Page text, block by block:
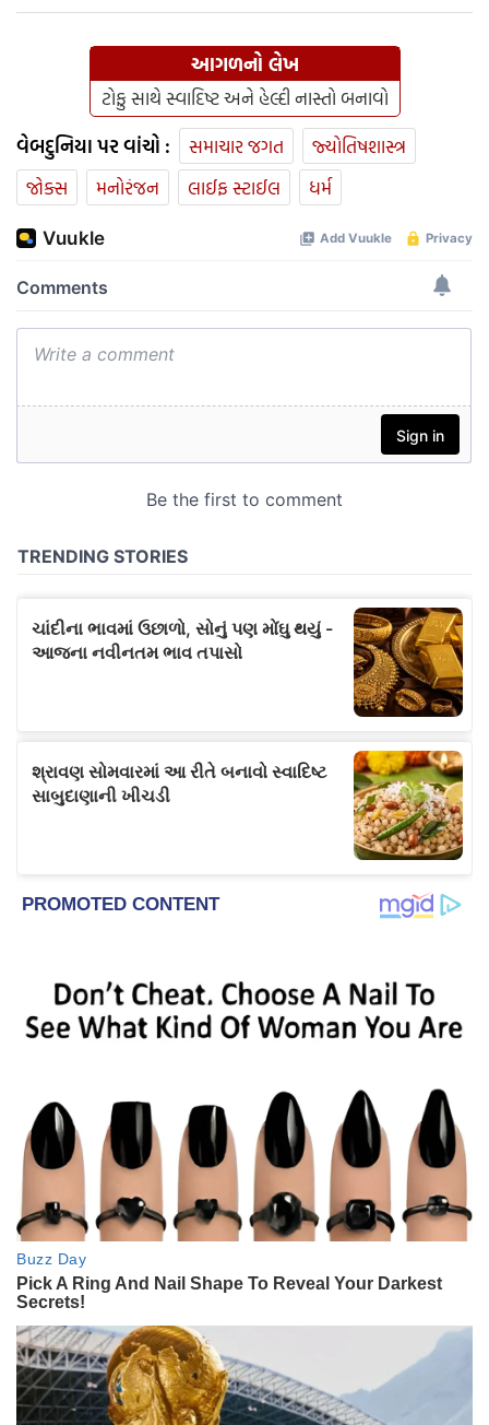
આગળનો લેખ
ટોફુ સાથે સ્વાદિષ્ટ અને હેલ્દી નાસ્તો બનાવો
વેબદુનિયા પર વાંચો : સમાચાર જગત
જ્યોતિષશાસ્ત્ર
જોક્સ
મનોરંજન લાઈફ સ્ટાઈલ ધર્મ